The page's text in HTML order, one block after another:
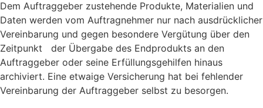
Dem Auftraggeber zustehende Produkte, Materialien und
Daten werden vom Auftragnehmer nur nach ausdrücklicher
Vereinbarung und gegen besondere Vergütung über den
Zeitpunkt der Übergabe des Endprodukts an den
Auftraggeber oder seine Erfüllungsgehilfen hinaus
archiviert. Eine etwaige Versicherung hat bei fehlender
Vereinbarung der Auftraggeber selbst zu besorgen.